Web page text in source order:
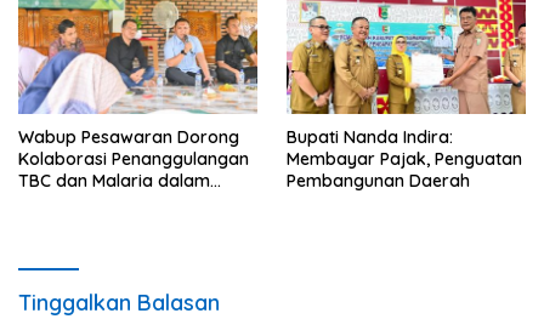
Wabup Pesawaran Dorong
Kolaborasi Penanggulangan
TBC dan Malaria dalam
Bupati Nanda Indira:
Membayar Pajak, Penguatan
Pembangunan Daerah
Tinggalkan Balasan